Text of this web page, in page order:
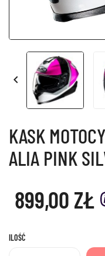

KASK
ALIA PINK
899,00 ZŁ
ILOŚĆ